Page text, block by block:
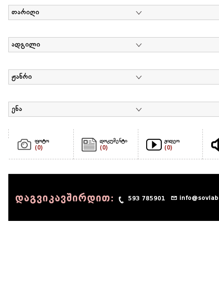
თარიღი
ადგილი
ჟანრი
ენა
ფოტო
(0)
დოკუმენტი
(0)
ვიდეო
(0)
დაგვიკავშირდით: 593 785901